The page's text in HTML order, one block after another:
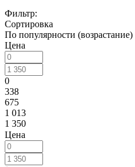
Фильтр:
Сортировка
По популярности (возрастание)
Цена
0
338
675
1 013
1 350
Цена